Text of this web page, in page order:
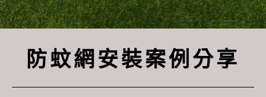
防蚊網安裝案例分享